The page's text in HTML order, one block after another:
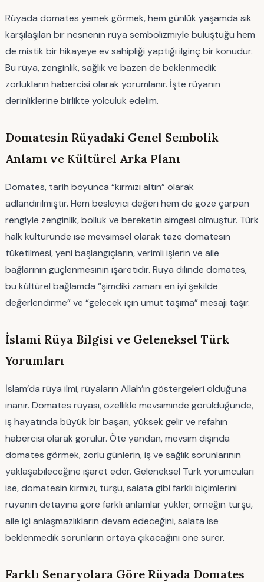
Rüyada domates yemek görmek, hem günlük yaşamda sık
karşılaşılan bir nesnenin rüya sembolizmiyle buluştuğu hem
de mistik bir hikayeye ev sahipliği yaptığı ilginç bir konudur.
Bu rüya, zenginlik, sağlık ve bazen de beklenmedik
zorlukların habercisi olarak yorumlanır. İşte rüyanın
derinliklerine birlikte yolculuk edelim.
Domatesin Rüyadaki Genel Sembolik
Anlamı ve Kültürel Arka Planı
Domates, tarih boyunca “kırmızı altın” olarak
adlandırılmıştır. Hem besleyici değeri hem de göze çarpan
rengiyle zenginlik, bolluk ve bereketin simgesi olmuştur. Türk
halk kültüründe ise mevsimsel olarak taze domatesin
tüketilmesi, yeni başlangıçların, verimli işlerin ve aile
bağlarının güçlenmesinin işaretidir. Rüya dilinde domates,
bu kültürel bağlamda “şimdiki zamanı en iyi şekilde
değerlendirme” ve “gelecek için umut taşıma” mesajı taşır.
İslami Rüya Bilgisi ve Geleneksel Türk
Yorumları
İslam’da rüya ilmi, rüyaların Allah’ın göstergeleri olduğuna
inanır. Domates rüyası, özellikle mevsiminde görüldüğünde,
iş hayatında büyük bir başarı, yüksek gelir ve refahın
habercisi olarak görülür. Öte yandan, mevsim dışında
domates görmek, zorlu günlerin, iş ve sağlık sorunlarının
yaklaşabileceğine işaret eder. Geleneksel Türk yorumcuları
ise, domatesin kırmızı, turşu, salata gibi farklı biçimlerini
rüyanın detayına göre farklı anlamlar yükler; örneğin turşu,
aile içi anlaşmazlıkların devam edeceğini, salata ise
beklenmedik sorunların ortaya çıkacağını öne sürer.
Farklı Senaryolara Göre Rüyada Domates